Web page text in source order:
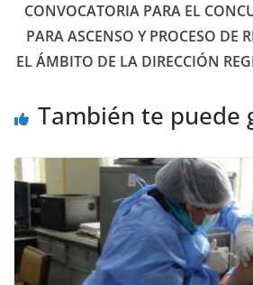
CONVOCATORIA PARA EL
PARA ASCENSO Y PROCESO DE
EL ÁMBITO DE LA DIRECCIÓN
También te puede